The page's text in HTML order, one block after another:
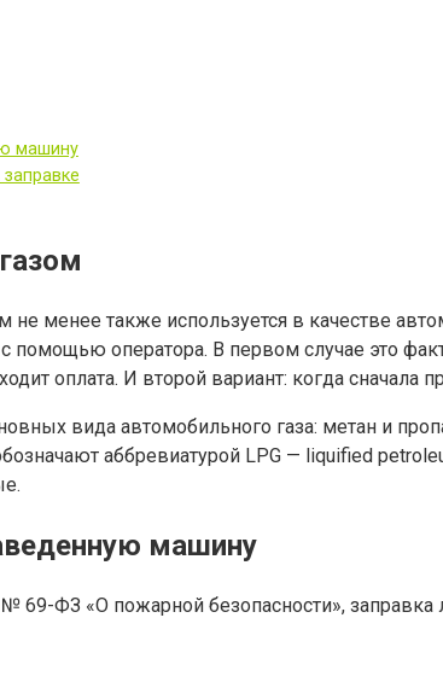
машину
не менее также используется в качестве
помощью оператора. В первом случае это
оплата. И второй вариант: когда
вида автомобильного газа: метан и
аббревиатурой LPG — liquified
машину
№ 69-ФЗ «О пожарной безопасности»,